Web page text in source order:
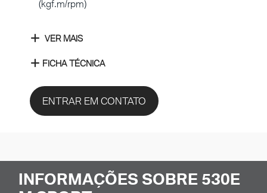
(kgf.m/rpm)
VER MAIS
FICHA TÉCNICA
ENTRAR EM CONTATO
INFORMAÇÕES SOBRE 530E